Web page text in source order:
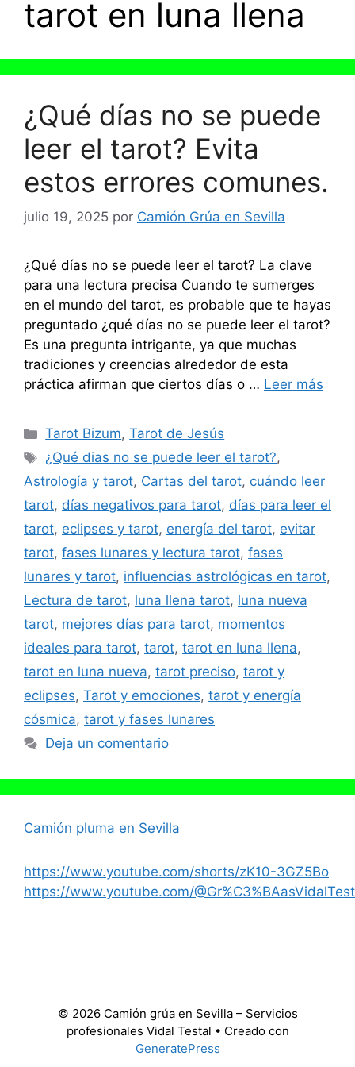
tarot en luna llena
¿Qué días no se puede
leer el tarot? Evita
estos errores comunes.
julio 19, 2025 por Camión Grúa en Sevilla
¿Qué días no se puede leer el tarot? La clave
para una lectura precisa Cuando te sumerges
en el mundo del tarot, es probable que te hayas
preguntado ¿qué días no se puede leer el tarot?
Es una pregunta intrigante, ya que muchas
tradiciones y creencias alrededor de esta
práctica afirman que ciertos días o … Leer más
Categorías
Tarot Bizum,Tarot de Jesús
Etiquetas
¿Qué dias no se puede leer el tarot?,
Astrología y tarot, Cartas del tarot, cuándo leer
tarot, días negativos para tarot, días para leer el
tarot, eclipses y tarot, energía del tarot, evitar
tarot, fases lunares y lectura tarot, fases
lunares y tarot, influencias astrológicas en tarot,
Lectura de tarot, luna llena tarot, luna nueva
tarot, mejores días para tarot, momentos
ideales para tarot, tarot, tarot en luna llena,
tarot en luna nueva, tarot preciso, tarot y
eclipses, Tarot y emociones, tarot y energía
cósmica, tarot y fases lunares
Deja un comentario
Camión pluma en Sevilla
https://www.youtube.com/shorts/zK10-3GZ5Bo
https://www.youtube.com/
© 2026 Camión grúa en Sevilla – Servicios
profesionales Vidal Testal • Creado con
GeneratePress